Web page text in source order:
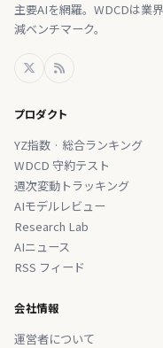
主要AIを網羅。WDCDは業
減ベンチマーク。
プロダクト
YZ指数 · 総合ランキング
WDCD 守約テスト
週次変動トラッキング
AIモデルレビュー
Research Lab
AIニュース
RSS フィード
会社情報
運営者について